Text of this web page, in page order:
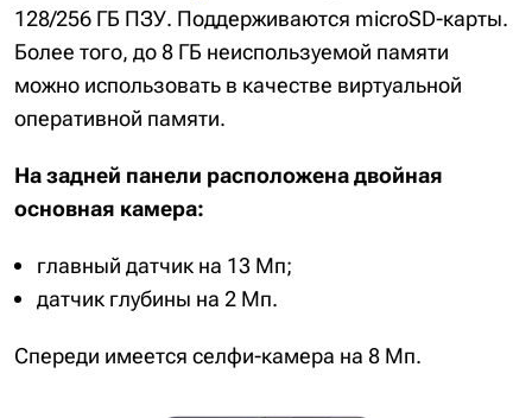
128/256 ГБ ПЗУ. Поддерживаются microSD-карты.
Более того, до 8 ГБ неиспользуемой памяти
можно использовать в качестве виртуальной
оперативной памяти.
На задней панели расположена двойная
основная камера:
главный датчик на 13 Мп;
датчик глубины на 2 Мп.
Спереди имеется селфи-камера на 8 Мп.